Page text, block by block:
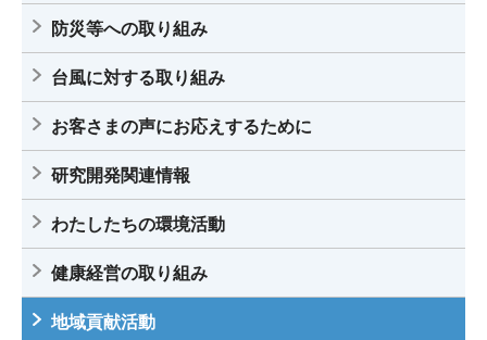
防災等への取り組み
台風に対する取り組み
お客さまの声にお応えするために
研究開発関連情報
わたしたちの環境活動
健康経営の取り組み
地域貢献活動